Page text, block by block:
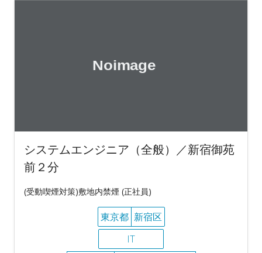
システムエンジニア（全般）／新宿御苑
前２分
(受動喫煙対策)敷地内禁煙 (正社員)
東京都 新宿区
IT